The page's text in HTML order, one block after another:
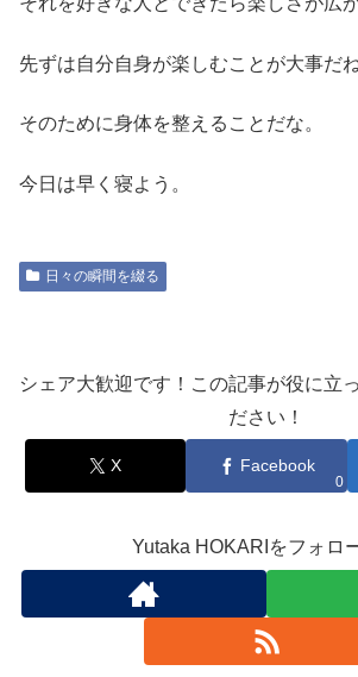
先ずは自分自身が楽しむことが大事だね
そのために身体を整えることだな。
今日は早く寝よう。
日々の瞬間を綴る
シェア大歓迎です！この記事が役に立
ださい！
X Facebook
0
Yutaka HOKARIをフォロ